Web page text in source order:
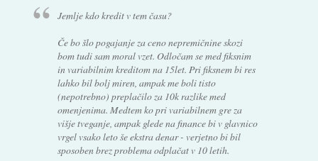
Jemlje kdo kredit v tem času?
Če bo šlo pogajanje za ceno nepremičnine skozi
bom tudi sam moral vzet. Odločam se med fiksnim
in variabilnim kreditom na 15let. Pri fiksnem bi res
lahko bil bolj miren, ampak me boli tisto
(nepotrebno) preplačilo za 10k razlike med
omenjenima. Medtem ko pri variabilnem gre za
višje tveganje, ampak glede na finance bi v glavnico
vrgel vsako leto še ekstra denar - verjetno bi bil
sposoben brez problema odplačat v 10 letih.